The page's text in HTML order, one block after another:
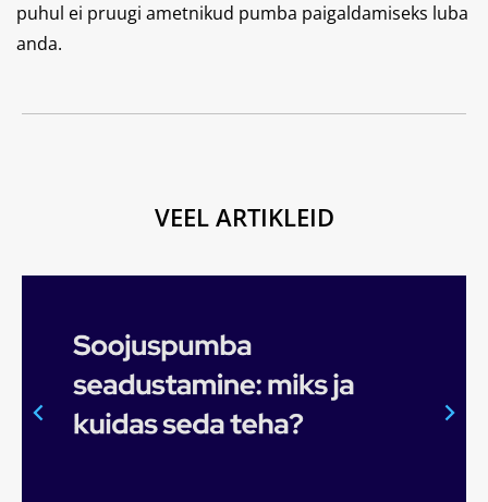
puhul ei pruugi ametnikud pumba paigaldamiseks luba
anda.
VEEL ARTIKLEID